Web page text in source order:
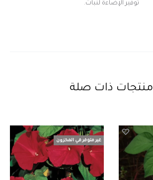
توفير الإضاءة لنبات.
منتجات ذات صلة
غير متوفر في المخزون